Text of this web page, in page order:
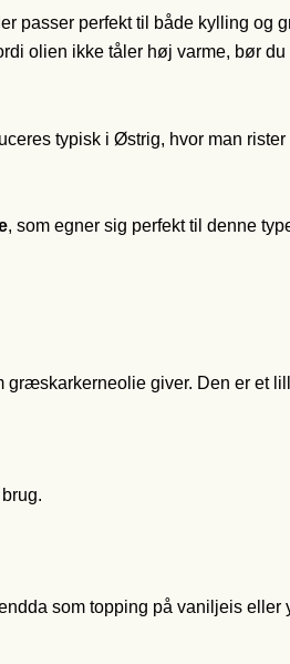
passer perfekt til både kylling og
olien ikke tåler høj varme, bør
typisk i Østrig, hvor man
, som egner sig perfekt til denne
giver. Den er et
som topping på vaniljeis